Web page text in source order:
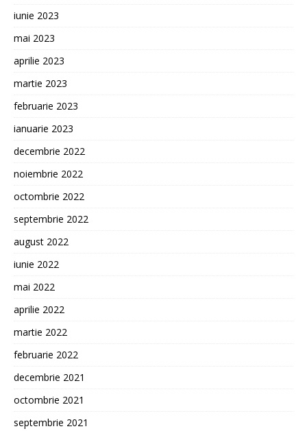
iunie 2023
mai 2023
aprilie 2023
martie 2023
februarie 2023
ianuarie 2023
decembrie 2022
noiembrie 2022
octombrie 2022
septembrie 2022
august 2022
iunie 2022
mai 2022
aprilie 2022
martie 2022
februarie 2022
decembrie 2021
octombrie 2021
septembrie 2021